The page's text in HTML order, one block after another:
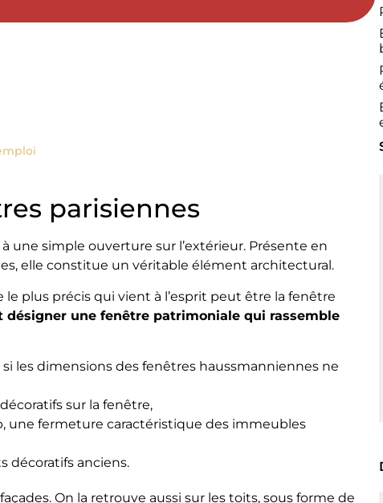
parisiennes
une simple ouverture sur l’extérieur. Présente en
elle constitue un véritable élément architectural.
plus précis qui vient à l’esprit peut être la fenêtre
désigner une fenêtre patrimoniale qui rassemble
les dimensions des fenêtres haussmanniennes ne
sur la fenêtre,
une fermeture caractéristique des immeubles
décoratifs anciens.
On la retrouve aussi sur les toits, sous forme de